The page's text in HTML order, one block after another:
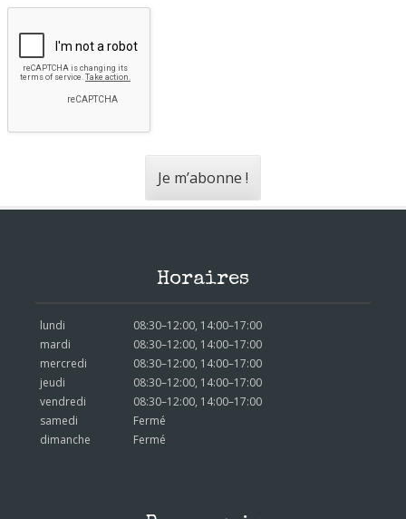
Horaires
lundi
08:30–12:00, 14:00–17:00
mardi
08:30–12:00, 14:00–17:00
mercredi
08:30–12:00, 14:00–17:00
jeudi
08:30–12:00, 14:00–17:00
vendredi
08:30–12:00, 14:00–17:00
samedi
Fermé
dimanche
Fermé